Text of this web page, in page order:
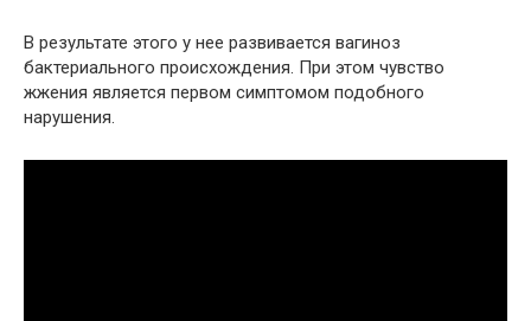
В результате этого у нее развивается вагиноз
бактериального происхождения. При этом чувство
жжения является первом симптомом подобного
нарушения.